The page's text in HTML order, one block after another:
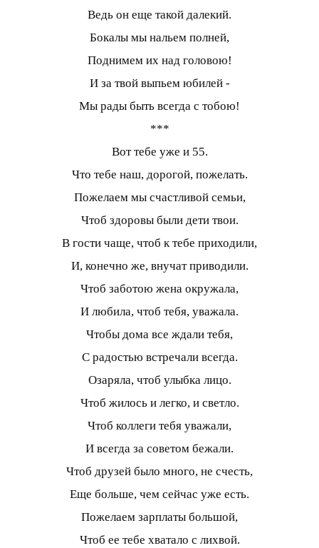
Ведь он еще такой далекий.
Бокалы мы нальем полней,
Поднимем их над головою!
И за твой выпьем юбилей -
Мы рады быть всегда с тобою!
***
Вот тебе уже и 55.
Что тебе наш, дорогой, пожелать.
Пожелаем мы счастливой семьи,
Чтоб здоровы были дети твои.
В гости чаще, чтоб к тебе приходили,
И, конечно же, внучат приводили.
Чтоб заботою жена окружала,
И любила, чтоб тебя, уважала.
Чтобы дома все ждали тебя,
С радостью встречали всегда.
Озаряла, чтоб улыбка лицо.
Чтоб жилось и легко, и светло.
Чтоб коллеги тебя уважали,
И всегда за советом бежали.
Чтоб друзей было много, не счесть,
Еще больше, чем сейчас уже есть.
Пожелаем зарплаты большой,
Чтоб ее тебе хватало с лихвой.